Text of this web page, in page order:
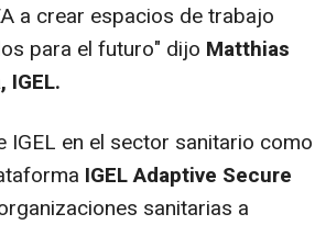
a crear espacios de trabajo
para el futuro" dijo Matthias
IGEL en el sector sanitario como
IGEL Adaptive Secure
sanitarias a